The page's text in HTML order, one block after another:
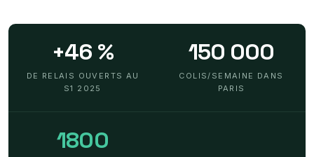
+46 %
DE RELAIS OUVERTS AU
S1 2025
150 000
COLIS/SEMAINE DANS
PARIS
1800